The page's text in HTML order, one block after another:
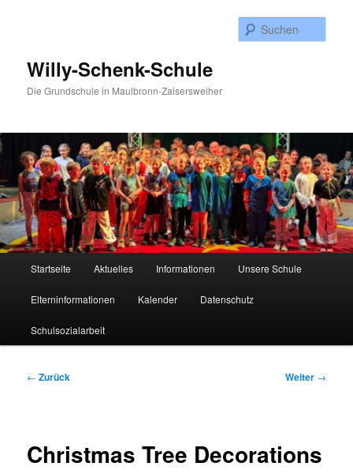
Willy-Schenk-Schule
Die Grundschule in Maulbronn-Zaisersweiher
Startseite Aktuelles Informationen Unsere Schule
Elterninformationen Kalender Datenschutz
Schulsozialarbeit
Beitragsnavigation
← Zurück Weiter →
Christmas Tree Decorations